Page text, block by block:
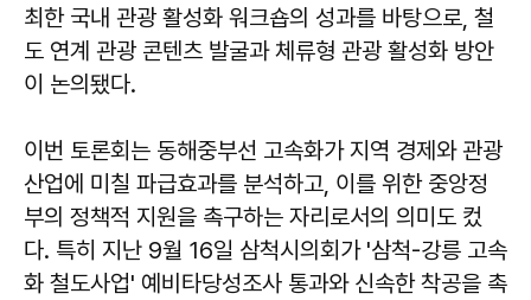
최한 국내 관광 활성화 워크숍의 성과를 바탕으로, 철
도 연계 관광 콘텐츠 발굴과 체류형 관광 활성화 방안
이 논의됐다.
이번 토론회는 동해중부선 고속화가 지역 경제와 관광
산업에 미칠 파급효과를 분석하고, 이를 위한 중앙정
부의 정책적 지원을 촉구하는 자리로서의 의미도 컸
다. 특히 지난 9월 16일 삼척시의회가 '삼척-강릉 고속
화 철도사업' 예비타당성조사 통과와 신속한 착공을 촉